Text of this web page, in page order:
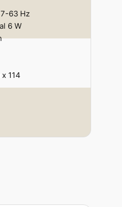
63 Hz
6 W
114